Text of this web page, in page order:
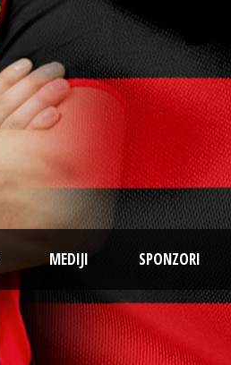
MEDIJI SPONZORI